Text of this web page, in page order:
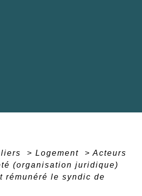
> Logement > Acteurs
(organisation juridique)
rémunéré le syndic de